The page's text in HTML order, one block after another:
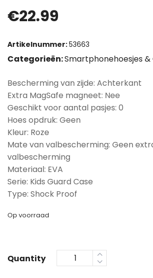
€22.99
Artikelnummer:53663
Categorieën:Smartphonehoesjes &
Bescherming van zijde: Achterkant
Extra MagSafe magneet: Nee
Geschikt voor aantal pasjes: 0
Hoes opdruk: Geen
Kleur: Roze
Mate van valbescherming: Geen
valbescherming
Materiaal: EVA
Serie: Kids Guard Case
Type: Shock Proof
Op voorraad
Quantity